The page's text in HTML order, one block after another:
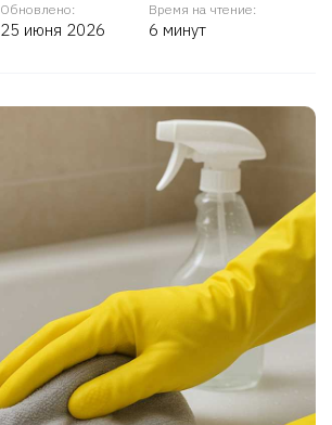
Обновлено:
25 июня 2026
Время на чтение:
6 минут